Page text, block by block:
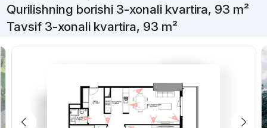
Qurilishning borishi 3-xonali kvartira, 93 m²
Tavsif 3-xonali kvartira, 93 m²